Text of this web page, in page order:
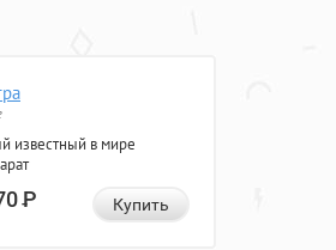
известный в мире
Р Купить